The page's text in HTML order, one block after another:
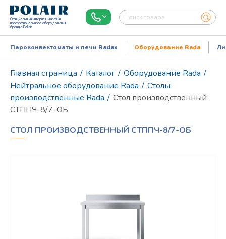
Официальный интернет-магазин
профессионального оборудования
бренда Polair
Пароконвектоматы и печи Radax Оборудование Rada
Главная страница / Каталог / Оборудование Rada /
Нейтральное оборудование Rada / Столы
производственные Rada / Стол производственный
СТППЧ-8/7-ОБ
СТОЛ ПРОИЗВОДСТВЕННЫЙ СТППЧ-8/7-ОБ